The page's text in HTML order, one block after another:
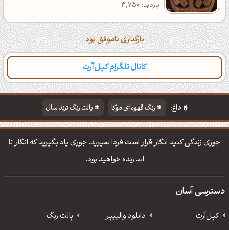
بازدید: 3,750
بارگذاری ناموفق بود
کانال تلگرام کپل‌آرت
داغ: رنگ قهوه‌ای موکا
پالت رنگ ترند سال
دانلود والپیپر مذهبی
تایپوگرافی شعر مولانا
جوری زندگی کنید انگار قرار است فردا بمیرید. جوری یاد بگیرید که انگار تا
ابد زنده خواهید بود.
دسترسی آسان
کپل‌آرت دانلود‌ والپیپر
پالت رنگ